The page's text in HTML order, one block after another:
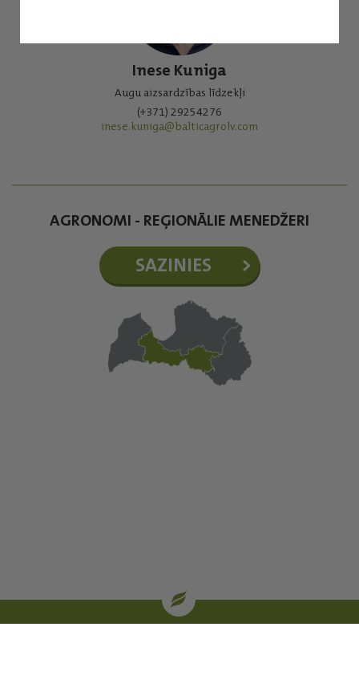
Inese Kuniga
Augu aizsardzības līdzekļi
(+371) 29254276
inese.kuniga@balticagrolv.com
AGRONOMI - REĢIONĀLIE MENEDŽERI
SAZINIES